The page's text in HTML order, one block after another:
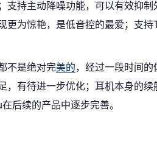
支持主动降噪功能，可以有效抑
更为惊艳，是低音控的最爱；支
不是绝对完美的，经过一段时间
，有待进一步优化；耳机本身的
后续的产品中逐步完善。